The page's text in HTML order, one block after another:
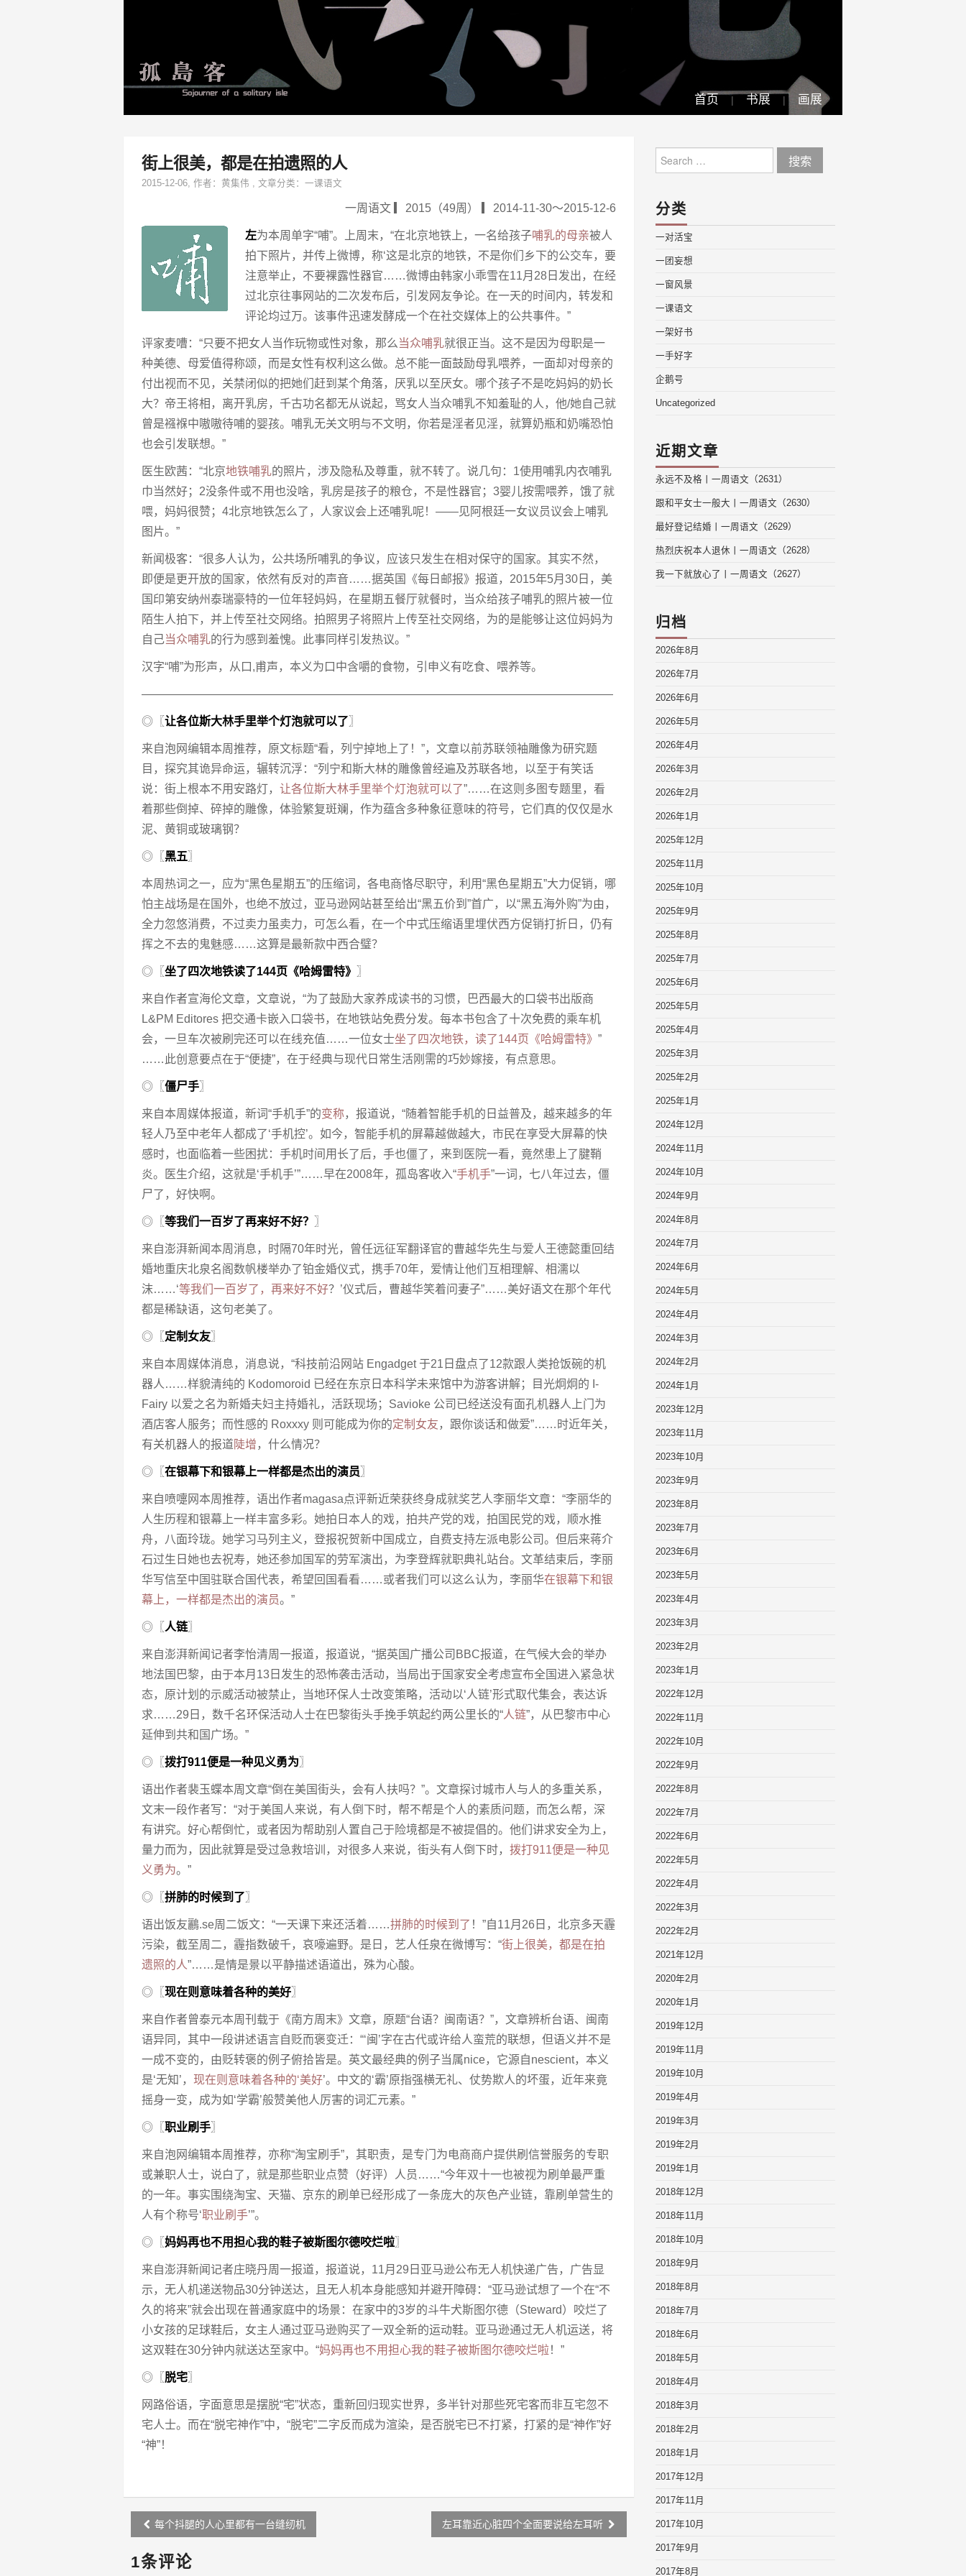
首页 书展 画展
街上很美，都是在拍遗照的人
2015-12-06, 作者： 黄集伟 , 文章分类： 一课语文
一周语文 ▎2015（49周） ▎2014-11-30～2015-12-6
左为本周单字“哺”。上周末，“在北京地铁上，一名给孩子哺乳的母亲被人
拍下照片，并传上微博，称‘这是北京的地铁，不是你们乡下的公交车，要
注意举止，不要裸露性器官……微博由韩家小乖雪在11月28日发出，在经
过北京往事网站的二次发布后，引发网友争论。在一天的时间内，转发和
评论均过万。该事件迅速发酵成一个在社交媒体上的公共事件。”
评家麦嘈：“只要不把女人当作玩物或性对象，那么 当众哺乳就很正当。这不是因为母职是一
种美德、母爱值得称颂，而是女性有权利这么做。总不能一面鼓励母乳喂养，一面却对母亲的
付出视而不见，关禁闭似的把她们赶到某个角落，厌乳以至厌女。哪个孩子不是吃妈妈的奶长
大？帝王将相，离开乳房，千古功名都无从说起，骂女人当众哺乳不知羞耻的人，他/她自己就
曾是襁褓中嗷嗷待哺的婴孩。哺乳无关文明与不文明，你若是淫者见淫，就算奶瓶和奶嘴恐怕
也会引发联想。”
医生欧茜：“北京地铁哺乳的照片，涉及隐私及尊重，就不转了。说几句：1使用哺乳内衣哺乳
巾当然好；2没条件或不用也没啥，乳房是孩子的粮仓，不是性器官；3婴儿按需喂养，饿了就
喂，妈妈很赞；4北京地铁怎么了，人家议会上还哺乳呢！——见阿根廷一女议员议会上哺乳
图片。”
新闻极客：“很多人认为，公共场所哺乳的争议，应该只发生在相对保守的国家。其实不然，
即便是更开放的国家，依然有反对的声音……据英国《每日邮报》报道，2015年5月30日，美
国印第安纳州泰瑞豪特的一位年轻妈妈，在星期五餐厅就餐时，当众给孩子哺乳的照片被一位
陌生人拍下，并上传至社交网络。拍照男子将照片上传至社交网络，为的是能够让这位妈妈为
自己当众哺乳的行为感到羞愧。此事同样引发热议。”
汉字“哺”为形声，从口,甫声，本义为口中含嚼的食物，引申义有吃食、喂养等。
—————————————————————————————————————————
◎〖让各位斯大林手里举个灯泡就可以了 〗
来自泡网编辑本周推荐，原文标题“看，列宁掉地上了！”，文章以前苏联领袖雕像为研究题
目，探究其诡异命运，辗转沉浮：“列宁和斯大林的雕像曾经遍及苏联各地，以至于有笑话
说：街上根本不用安路灯， 让各位斯大林手里举个灯泡就可以了”……在这则多图专题里，看
着那些倒掉、碎掉的雕像，体验繁复斑斓，作为蕴含多种象征意味的符号，它们真的仅仅是水
泥、黄铜或玻璃钢？
◎〖黑五 〗
本周热词之一，应为“黑色星期五”的压缩词，各电商恪尽职守，利用“黑色星期五”大力促销，哪
怕主战场是在国外，也绝不放过，亚马逊网站甚至给出“黑五价到”首广，以“黑五海外购”为由，
全力忽悠消费，不过卖力虽卖力，可怎么看，在一个中式压缩语里埋伏西方促销打折日，仍有
挥之不去的鬼魅感……这算是最新款中西合璧？
◎〖坐了四次地铁读了144页《哈姆雷特》 〗
来自作者宣海伦文章，文章说，“为了鼓励大家养成读书的习惯，巴西最大的口袋书出版商
L&PM Editores 把交通卡嵌入口袋书，在地铁站免费分发。每本书包含了十次免费的乘车机
会，一旦车次被刷完还可以在线充值……一位女士坐了四次地铁，读了144页《哈姆雷特》 ”
……此创意要点在于“便捷”，在于经典与现代日常生活刚需的巧妙嫁接，有点意思。
◎〖僵尸手〗
来自本周媒体报道，新词“手机手”的变称 ，报道说，“随着智能手机的日益普及，越来越多的年
轻人乃至中老年人都成了‘手机控’。如今，智能手机的屏幕越做越大，市民在享受大屏幕的快
感时，也面临着一些困扰：手机时间用长了后，手也僵了，来到医院一看，竟然患上了腱鞘
炎。医生介绍，这就是‘手机手’”……早在2008年，孤岛客收入“手机手”一词，七八年过去，僵
尸了，好快啊。
◎〖等我们一百岁了再来好不好？ 〗
来自澎湃新闻本周消息，时隔70年时光，曾任远征军翻译官的曹越华先生与爱人王德懿重回结
婚地重庆北泉名阁数帆楼举办了铂金婚仪式，携手70年，爱情让他们互相理解、相濡以
沫……‘等我们一百岁了，再来好不好？’仪式后，曹越华笑着问妻子”……美好语文在那个年代
都是稀缺语，这句老美了。
◎〖 定制女友〗
来自本周媒体消息，消息说，“科技前沿网站 Engadget 于21日盘点了12款跟人类抢饭碗的机
器人……样貌清纯的 Kodomoroid 已经在东京日本科学未来馆中为游客讲解；目光炯炯的 I-
Fairy 以爱之名为新婚夫妇主持婚礼，活跃现场；Savioke 公司已经送没有面孔机器人上门为
酒店客人服务；而性感的 Roxxxy 则可能成为你的定制女友 ，跟你谈话和做爱”……时近年关，
有关机器人的报道陡增 ，什么情况？
◎〖在银幕下和银幕上一样都是杰出的演员 〗
来自喷嚏网本周推荐，语出作者magasa点评新近荣获终身成就奖艺人李丽华文章：“李丽华的
人生历程和银幕上一样丰富多彩。她拍日本人的戏，拍共产党的戏，拍国民党的戏，顺水推
舟，八面玲珑。她学习马列主义，登报祝贺新中国成立，自费支持左派电影公司。但后来蒋介
石过生日她也去祝寿，她还参加国军的劳军演出，为李登辉就职典礼站台。文革结束后，李丽
华写信至中国驻联合国代表，希望回国看看……或者我们可以这么认为，李丽华在银幕下和银
幕上，一样都是杰出的演员。”
◎〖 人链〗
来自澎湃新闻记者李怡清周一报道，报道说，“据英国广播公司BBC报道，在气候大会的举办
地法国巴黎，由于本月13日发生的恐怖袭击活动，当局出于国家安全考虑宣布全国进入紧急状
态，原计划的示威活动被禁止，当地环保人士改变策略，活动以‘人链’形式取代集会，表达诉
求……29日，数千名环保活动人士在巴黎街头手挽手筑起约两公里长的“人链”，从巴黎市中心
延伸到共和国广场。”
◎〖拨打911便是一种见义勇为 〗
语出作者裴玉蝶本周文章“倒在美国街头，会有人扶吗？”。文章探讨城市人与人的多重关系，
文末一段作者写：“对于美国人来说，有人倒下时，帮不帮是个人的素质问题，而怎么帮，深
有讲究。好心帮倒忙，或者因为帮助别人置自己于险境都是不被提倡的。他们讲求安全为上，
量力而为，因此就算是受过急救培训，对很多人来说，街头有人倒下时， 拨打911便是一种见
义勇为。”
◎〖拼肺的时候到了 〗
语出饭友鸝.se周二饭文：“一天课下来还活着……拼肺的时候到了 ！”自11月26日，北京多天霾
污染，截至周二，霾指数破千，哀嚎遍野。是日，艺人任泉在微博写：“街上很美，都是在拍
遗照的人”……是情是景以平静描述语道出，殊为心酸。
◎〖现在则意味着各种的美好〗
来自作者曾泰元本周刊载于《南方周末》文章，原题“台语？闽南语？”，文章辨析台语、闽南
语异同，其中一段讲述语言自贬而褒变迁：“‘闽’字在古代或许给人蛮荒的联想，但语义并不是
一成不变的，由贬转褒的例子俯拾皆是。英文最经典的例子当属nice，它源自nescient，本义
是‘无知’， 现在则意味着各种的‘美好’。中文的‘霸’原指强横无礼、仗势欺人的坏蛋，近年来竟
摇身一变，成为如‘学霸’般赞美他人厉害的词汇元素。”
◎〖职业刷手〗
来自泡网编辑本周推荐，亦称“淘宝刷手”，其职责，是专门为电商商户提供刷信誉服务的专职
或兼职人士，说白了，就是那些职业点赞（好评）人员……“今年双十一也被视为刷单最严重
的一年。事实围绕淘宝、天猫、京东的刷单已经形成了一条庞大的灰色产业链，靠刷单营生的
人有个称号‘职业刷手’”。
◎〖妈妈再也不用担心我的鞋子被斯图尔德咬烂啦〗
来自澎湃新闻记者庄晓丹周一报道，报道说，11月29日亚马逊公布无人机快递广告，广告显
示，无人机递送物品30分钟送达，且无人机本身能感知并避开障碍：“亚马逊试想了一个在“不
久的将来”就会出现在普通家庭中的场景：在家中的3岁的斗牛犬斯图尔德（Steward）咬烂了
小女孩的足球鞋后，女主人通过亚马逊购买了一双全新的运动鞋。亚马逊通过无人机运送，将
这双鞋在30分钟内就送达至家中。“妈妈再也不用担心我的鞋子被斯图尔德咬烂啦 ！”
◎〖 脱宅〗
网路俗语，字面意思是摆脱“宅”状态，重新回归现实世界，多半针对那些死宅客而非互宅忽不
宅人士。而在“脱宅神作”中，“脱宅”二字反而成为渲染，是否脱宅已不打紧，打紧的是“神作”好
“神”！
Post
navigation
每个抖腿的人心里都有一台缝纫机 左耳靠近心脏四个全面要说给左耳听
1条评论
for:
分类
一对活宝
一团妄想
一窗风景
一课语文
一架好书
一手好字
企鹅号
Uncategorized
近期文章
永远不及格丨一周语文（2631）
跟和平女士一般大丨一周语文（2630）
最好登记结婚丨一周语文（2629）
热烈庆祝本人退休丨一周语文（2628）
我一下就放心了丨一周语文（2627）
归档
2026年8月
2026年7月
2026年6月
2026年5月
2026年4月
2026年3月
2026年2月
2026年1月
2025年12月
2025年11月
2025年10月
2025年9月
2025年8月
2025年7月
2025年6月
2025年5月
2025年4月
2025年3月
2025年2月
2025年1月
2024年12月
2024年11月
2024年10月
2024年9月
2024年8月
2024年7月
2024年6月
2024年5月
2024年4月
2024年3月
2024年2月
2024年1月
2023年12月
2023年11月
2023年10月
2023年9月
2023年8月
2023年7月
2023年6月
2023年5月
2023年4月
2023年3月
2023年2月
2023年1月
2022年12月
2022年11月
2022年10月
2022年9月
2022年8月
2022年7月
2022年6月
2022年5月
2022年4月
2022年3月
2022年2月
2021年12月
2020年2月
2020年1月
2019年12月
2019年11月
2019年10月
2019年4月
2019年3月
2019年2月
2019年1月
2018年12月
2018年11月
2018年10月
2018年9月
2018年8月
2018年7月
2018年6月
2018年5月
2018年4月
2018年3月
2018年2月
2018年1月
2017年12月
2017年11月
2017年10月
2017年9月
2017年8月